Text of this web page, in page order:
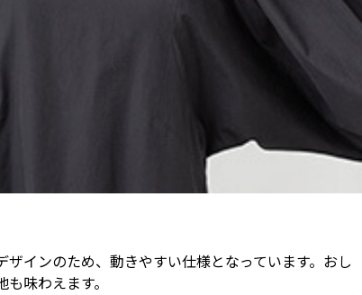
インのため、動きやすい仕様となっています。おし
味わえます。